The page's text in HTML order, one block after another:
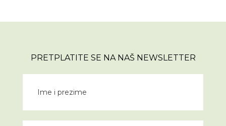
PRETPLATITE SE NA NAŠ NEWSLETTER